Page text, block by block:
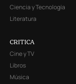
Ciencia y Tecnología
Literatura
CRITICA
Cine y TV
Libros
Música